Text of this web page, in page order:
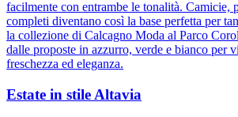
facilmente con entrambe le tonalità. Camicie,
completi diventano così la base perfetta per
la collezione di Calcagno Moda al Parco
dalle proposte in azzurro, verde e bianco per
freschezza ed eleganza.
Estate in stile Altavia